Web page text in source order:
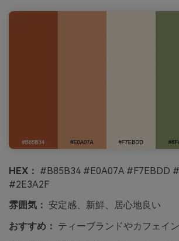
HEX： #B85B34 #E0A07A #F7EBDD
#2E3A2F
雰囲気： 安定感、新鮮、居心地良い
おすすめ： ティーブランドやカフェイ